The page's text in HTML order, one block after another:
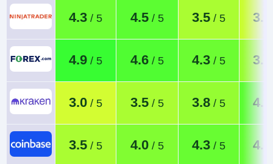
4.3 4.5 3.5 3.1
4.9 4.6 4.3 3.7
3.0 3.5 3.8 4.5
3.5 4.0 4.3 4.4